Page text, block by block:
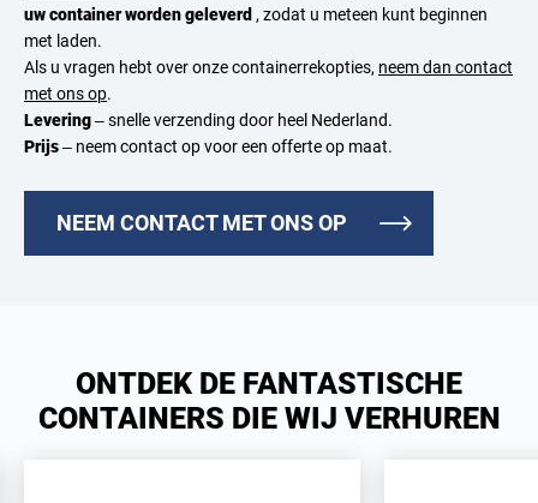
uw container worden geleverd , zodat u meteen kunt beginnen
met laden.
Als u vragen hebt over onze containerrekopties, neem dan contact
met ons op.
Levering– snelle verzending door heel Nederland.
Prijs– neem contact op voor een offerte op maat.
NEEM CONTACT MET ONS OP
ONTDEK DE FANTASTISCHE
CONTAINERS DIE WIJ VERHUREN